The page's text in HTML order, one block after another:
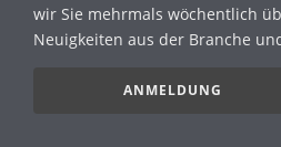
wir Sie mehrmals wöchentlich
Neuigkeiten aus der Branche
ANMELDUNG